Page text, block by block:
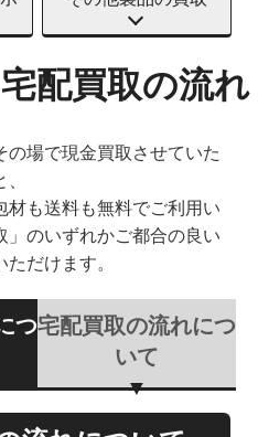
配買取の流れ
の場で現金買取させていた
材も送料も無料でご利用い
」のいずれかご都合の良い
だけます。
つ宅配買取の流れにつ
いて